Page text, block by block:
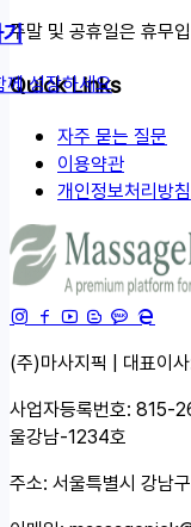
주말 및 공휴일은 휴무
Quick Links
자주 묻는 질문
이용약관
개인정보처리방침
(주)마사지픽 | 대표이
사업자등록번호: 815-
울강남-1234호
주소: 서울특별시 강남
께 성장하세요